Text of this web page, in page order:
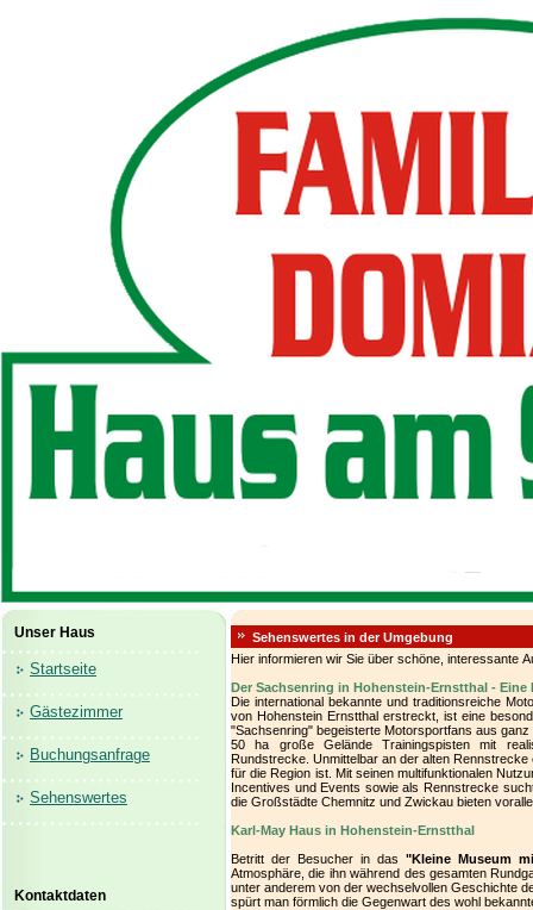
Unser Haus
Startseite
Gästezimmer
Buchungsanfrage
Sehenswertes
Kontaktdaten
Sehenswertes in der Umgebung
Hier informieren wir Sie über schöne, interessante
Der Sachsenring in Hohenstein-Ernstthal -
Die international bekannte und traditionsreiche
von Hohenstein Ernstthal erstreckt, ist eine
"Sachsenring" begeisterte Motorsportfans aus
50 ha große Gelände Trainingspisten mit
Rundstrecke. Unmittelbar an der alten
für die Region ist. Mit seinen multifunktionalen
Incentives und Events sowie als Rennstrecke
die Großstädte Chemnitz und Zwickau bieten
Karl-May Haus in Hohenstein-Ernstthal
Betritt der Besucher in das"Kleine Museum
Atmosphäre, die ihn während des gesamten
unter anderem von der wechselvollen Geschichte
spürt man förmlich die Gegenwart des wohl